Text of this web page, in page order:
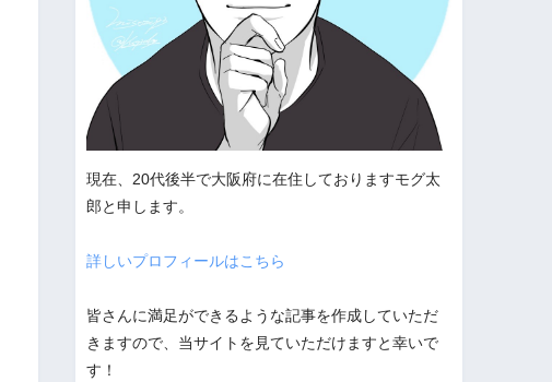
現在、20代後半で大阪府に在住しておりますモグ太
郎と申します。
詳しいプロフィールはこちら
皆さんに満足ができるような記事を作成していただ
きますので、当サイトを見ていただけますと幸いで
す！